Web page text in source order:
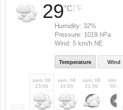
29°C °F
Humidity:32%
Pressure: 1019 hPa
Wind:5 km/h NE
Temperature Wind
sam, 08
15:00
sam, 08
18:00
sam, 08
21:00
dim, 09
00:00